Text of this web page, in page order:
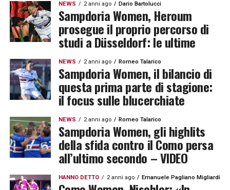
NEWS 2 anni ago Dario Bartolucci
Sampdoria Women, Heroum
prosegue il proprio percorso di
studi a Düsseldorf: le ultime
NEWS 2 anni ago Romeo Talarico
Sampdoria Women, il bilancio di
questa prima parte di stagione:
il focus sulle blucerchiate
NEWS 2 anni ago Romeo Talarico
Sampdoria Women, gli highlits
della sfida contro il Como persa
all’ultimo secondo – VIDEO
HANNO DETTO 2 anni ago Emanuele Pagliano Migliardi